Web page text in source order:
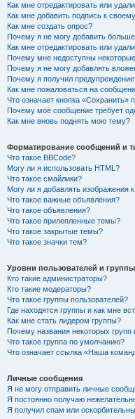
Как мне отредактировать или
Как мне добавить подпись к
Как мне создать опрос?
Почему я не могу добавить больше
Как мне отредактировать или
Почему мне недоступны
Почему я не могу добавлять
Почему я получил
Как мне пожаловаться на
Что означает кнопка «Сохранить»
Почему моё сообщение требует
Как мне вновь поднять мою тему?
Форматирование сообщений и
Что такое BBCode?
Могу ли я использовать HTML?
Что такое смайлики?
Могу ли я добавлять изображения
Что такое важные объявления?
Что такое объявления?
Что такое прилепленные темы?
Что такое закрытые темы?
Что такое значки тем?
Уровни пользователей и группы
Кто такие администраторы?
Кто такие модераторы?
Что такое группы пользователей?
Где находятся группы и как мне
Как мне стать лидером группы?
Почему названия некоторых
Что такое группа по умолчанию?
Что означает ссылка «Наша
Личные сообщения
Я не могу отправить личные
Я постоянно получаю
Я получил спам или